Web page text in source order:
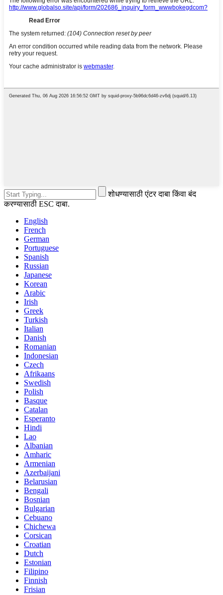
शोधण्यासाठी एंटर दाबा किंवा बंद
करण्यासाठी ESC दाबा.
English
French
German
Portuguese
Spanish
Russian
Japanese
Korean
Arabic
Irish
Greek
Turkish
Italian
Danish
Romanian
Indonesian
Czech
Afrikaans
Swedish
Polish
Basque
Catalan
Esperanto
Hindi
Lao
Albanian
Amharic
Armenian
Azerbaijani
Belarusian
Bengali
Bosnian
Bulgarian
Cebuano
Chichewa
Corsican
Croatian
Dutch
Estonian
Filipino
Finnish
Frisian